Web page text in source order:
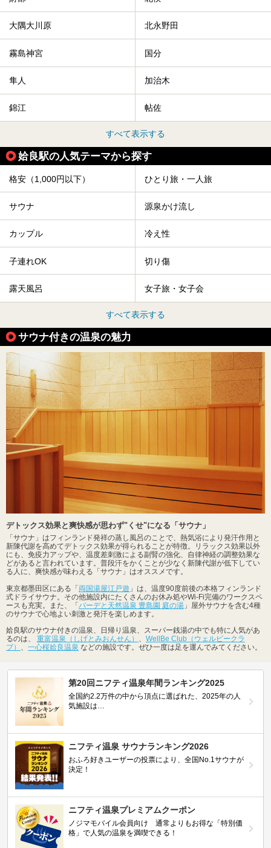
大隅大川原 北永野田
霧島神宮 国分
隼人 加治木
錦江 帖佐
すべて表示する
姶良駅の人気テーマから探す
格安（1,000円以下） ひとり旅・一人旅
サウナ 源泉かけ流し
カップル 冷え性
子連れOK 切り傷
露天風呂 女子旅・女子会
すべて表示する
サウナ付きの温泉の魅力
デトックス効果と爽快感が思わず"くせ"になる「サウナ」
「サウナ」はフィンランド発祥の蒸し風呂のことで、熱気浴により発汗作用と
新陳代謝を高めてデトックス効果が得られることが特徴。リラックス効果以外
にも、免疫力アップや、温度差刺激による副腎の強化、自律神経の調整効果な
どがあると言われています。普段汗をかくことが少なく新陳代謝が低下してい
る人に、爽快感が味わえる「サウナ」はオススメです。
東京都墨田区にある「 両国湯屋江戸遊 」は、温度90度前後の本格フィンランド
式ドライサウナ。その他施設内にたくさんのお休み処やWi-Fi完備のワークスペ
ースも充実。また、「 バーデと天然温泉 豊島園 庭の湯 」屋外サウナを含む4種
のサウナで心地よい刺激と発汗を楽しめます。
姶良駅のサウナ付きの温泉、日帰り温泉、スーパー銭湯の中でも特に人気があ
るのは、 重富温泉（しげとみおんせん） 、 WellBe Club（ウェルビークラ
ブ） 、 一心桜姶良温泉 などの施設です。ぜひ一度は足を運んでみてください。
第20回ニフティ温泉年間ランキング2025
全国約2.2万件の中から頂点に選ばれた、2025年の人
気施設は…
ニフティ温泉 サウナランキング2026
おふろ好きユーザーの投票により、全国No.1サウナが
決定！
ニフティ温泉プレミアムクーポン
ノジマモバイル会員向け 通常よりもお得な「特別価
格」で人気の温泉を満喫できる！